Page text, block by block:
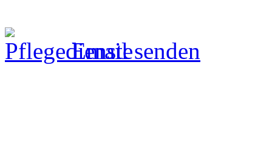
Email senden